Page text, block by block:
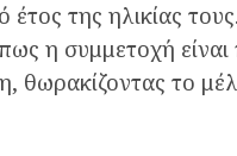
έτος της ηλικίας
πως η συμμετοχή
θωρακίζοντας το